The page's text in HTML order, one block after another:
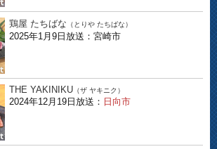
鶏屋 たちばな （とりや たちばな）
2025年1月9日放送：宮崎市
THE YAKINIKU （ザ ヤキニク）
2024年12月19日放送： 日向市